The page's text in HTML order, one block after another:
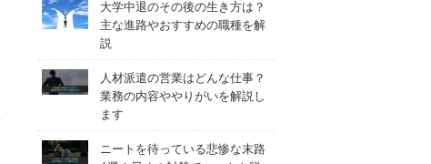
大学中退のその後の生き方は？
主な進路やおすすめの職種を解
説
人材派遣の営業はどんな仕事？
業務の内容ややりがいを解説し
ます
ニートを待っている悲惨な末路